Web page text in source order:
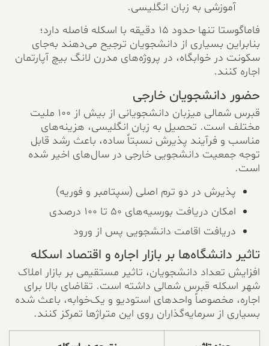
آموزشی به زبان انگلیسی.
فاماگوستا تنها حدود ۱۵ دقیقه با اسکله فاصله دارد؛
بنابراین بسیاری از دانشجویان ترجیح می‌دهند به‌جای
سکونت در خوابگاه، در پروژه‌های مدرن لانگ بیچ آپارتمان
اجاره کنند.
حضور دانشجویان خارجی
قبرس شمالی میزبان دانشجویانی از بیش از ۱۰۰ ملیت
مختلف است. تحصیل به زبان انگلیسی، هزینه‌های
مناسب و فرآیند پذیرش نسبتاً ساده، باعث رشد قابل
توجه جمعیت دانشجویی خارجی در سال‌های اخیر شده
است.
پذیرش در دو ترم اصلی (سپتامبر و فوریه)
امکان دریافت بورسیه‌های ۵۰ تا ۱۰۰ درصدی
دریافت اقامت دانشجویی پس از ورود
تاثیر دانشگاه‌ها بر بازار اجاره و اقتصاد اسکله
افزایش تعداد دانشجویان، تاثیر مستقیمی بر بازار املاک
شهر اسکله قبرس شمالی داشته است. تقاضای بالا برای
اجاره، مخصوصاً واحدهای استودیو و یک‌خوابه، باعث شده
بسیاری از سرمایه‌گذاران روی این متراژها تمرکز کنند.